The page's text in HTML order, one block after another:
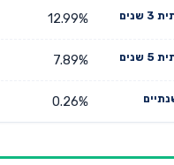
12.99%
7.89%
0.26%